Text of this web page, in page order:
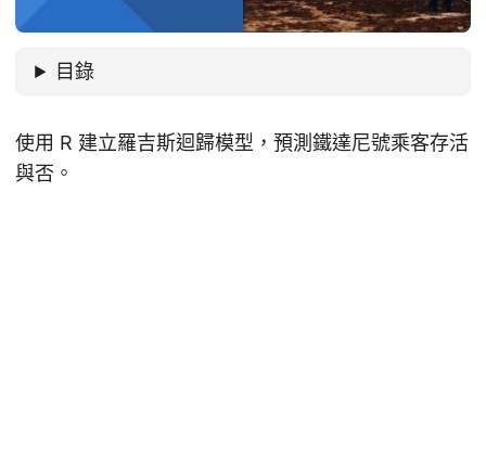
目錄
使用 R 建立羅吉斯迴歸模型，預測鐵達尼號乘客存活
與否。